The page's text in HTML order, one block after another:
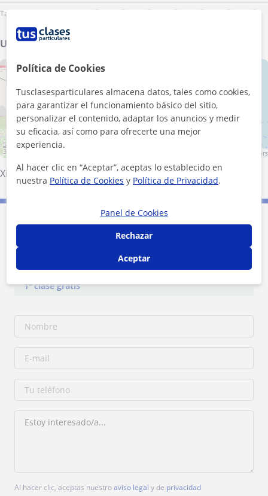
Tarde
Ubicación de mis clases
+ −
5 km
3 mi
contributors
Xirivella·Picanya ·Paiporta·Mislata
Contacta con Martin
1ª clase gratis
Al hacer clic, aceptas nuestroaviso legal y de privacidad
Política de Cookies
Tusclasesparticulares almacena datos, tales como cookies,
para garantizar el funcionamiento básico del sitio,
personalizar el contenido, adaptar los anuncios y medir
su eficacia, así como para ofrecerte una mejor
experiencia.
Al hacer clic en “Aceptar”, aceptas lo establecido en
nuestra Política de Cookies y Política de Privacidad.
Panel de Cookies
Rechazar
Aceptar